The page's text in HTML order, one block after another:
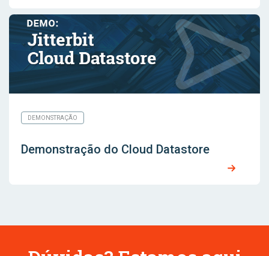
DEMONSTRAÇÃO
Demonstração do Cloud Datastore